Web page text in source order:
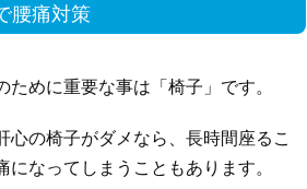
腰痛対策
めに重要な事は「椅子」です。
心の椅子がダメなら、長時間座るこ
なってしまうこともあります。